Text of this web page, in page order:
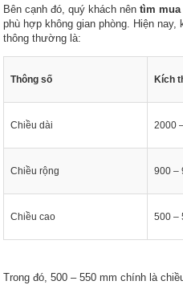
Bên cạnh đó, quý khách nêntìm
phù hợp không gian phòng. Hiện
thông thường là:
Thông số Kích
Chiều dài 2000
Chiều rộng 900 –
Chiều cao 500 –
Trong đó, 500 – 550 mm chính là